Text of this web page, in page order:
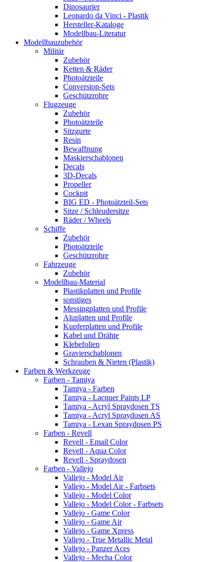
Dinosaurier
Leonardo da Vinci - Plastik
Hersteller-Kataloge
Modellbau-Literatur
Modellbauzubehör
Militär
Zubehör
Ketten & Räder
Photoätzteile
Conversion-Sets
Geschützrohre
Flugzeuge
Zubehör
Photoätzteile
Sitzgurte
Resin
Bewaffnung
Maskierschablonen
Decals
3D-Decals
Propeller
Cockpit
BIG ED - Photoätzteil-Sets
Sitze / Schleudersitze
Räder / Wheels
Schiffe
Zubehör
Photoätzteile
Geschützrohre
Fahrzeuge
Zubehör
Modellbau-Material
Plastikplatten und Profile
sonstiges
Messingplatten und Profile
Aluplatten und Profile
Kupferplatten und Profile
Kabel und Drähte
Klebefolien
Gravierschablonen
Schrauben & Nieten (Plastik)
Farben & Werkzeuge
Farben - Tamiya
Tamiya - Farben
Tamiya - Lacquer Paints LP
Tamiya - Acryl Spraydosen TS
Tamiya - Acryl Spraydosen AS
Tamiya - Lexan Spraydosen PS
Farben - Revell
Revell - Email Color
Revell - Aqua Color
Revell - Spraydosen
Farben - Vallejo
Vallejo - Model Air
Vallejo - Model Air - Farbsets
Vallejo - Model Color
Vallejo - Model Color - Farbsets
Vallejo - Game Color
Vallejo - Game Air
Vallejo - Game Xpress
Vallejo - True Metallic Metal
Vallejo - Panzer Aces
Vallejo - Mecha Color